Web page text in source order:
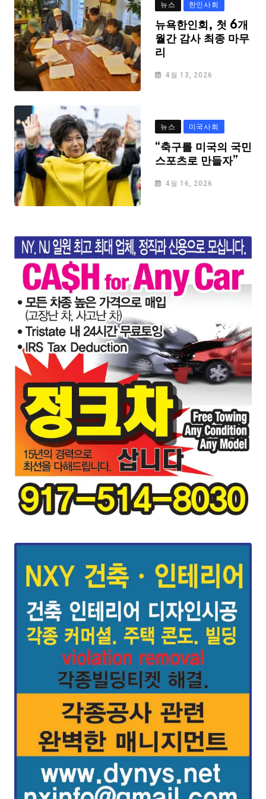
뉴스 한인사회
뉴욕한인회, 첫 6개
월간 감사 최종 마무
리
4월 13, 2026
뉴스 미국사회
“축구를 미국의 국민
스포츠로 만들자”
4월 16, 2026